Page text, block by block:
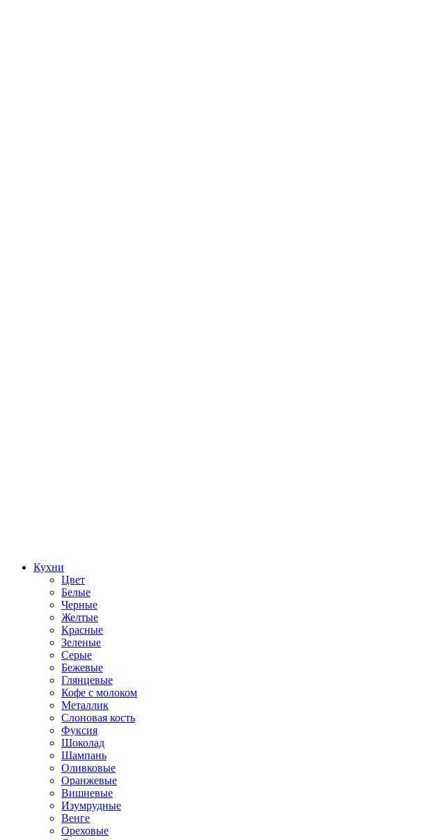
Кухни
Цвет
Белые
Черные
Желтые
Красные
Зеленые
Серые
Бежевые
Глянцевые
Кофе с молоком
Металлик
Слоновая кость
Фуксия
Шоколад
Шампань
Оливковые
Оранжевые
Вишневые
Изумрудные
Венге
Ореховые